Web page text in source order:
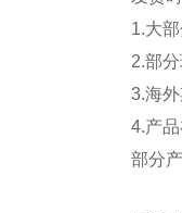
1.大
2.部
3.海
4.产
部分